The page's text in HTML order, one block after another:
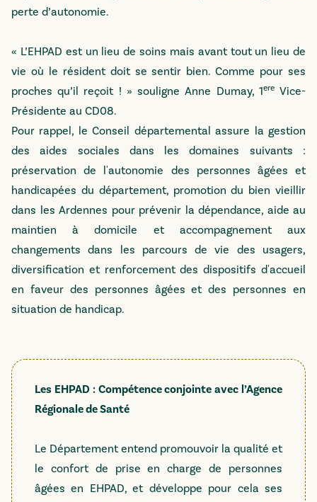
perte d’autonomie.
« L’EHPAD est un lieu de soins mais avant tout un lieu de
vie où le résident doit se sentir bien. Comme pour ses
proches qu’il reçoit ! » souligne Anne Dumay, 1ereVice-
Présidente au CD08.
Pour rappel, le Conseil départemental assure la gestion
des aides sociales dans les domaines suivants :
préservation de l'autonomie des personnes âgées et
handicapées du département, promotion du bien vieillir
dans les Ardennes pour prévenir la dépendance, aide au
maintien à domicile et accompagnement aux
changements dans les parcours de vie des usagers,
diversification et renforcement des dispositifs d'accueil
en faveur des personnes âgées et des personnes en
situation de handicap.
Les EHPAD : Compétence conjointe avec l’Agence
Régionale de Santé
Le Département entend promouvoir la qualité et
le confort de prise en charge de personnes
âgées en EHPAD, et développe pour cela ses